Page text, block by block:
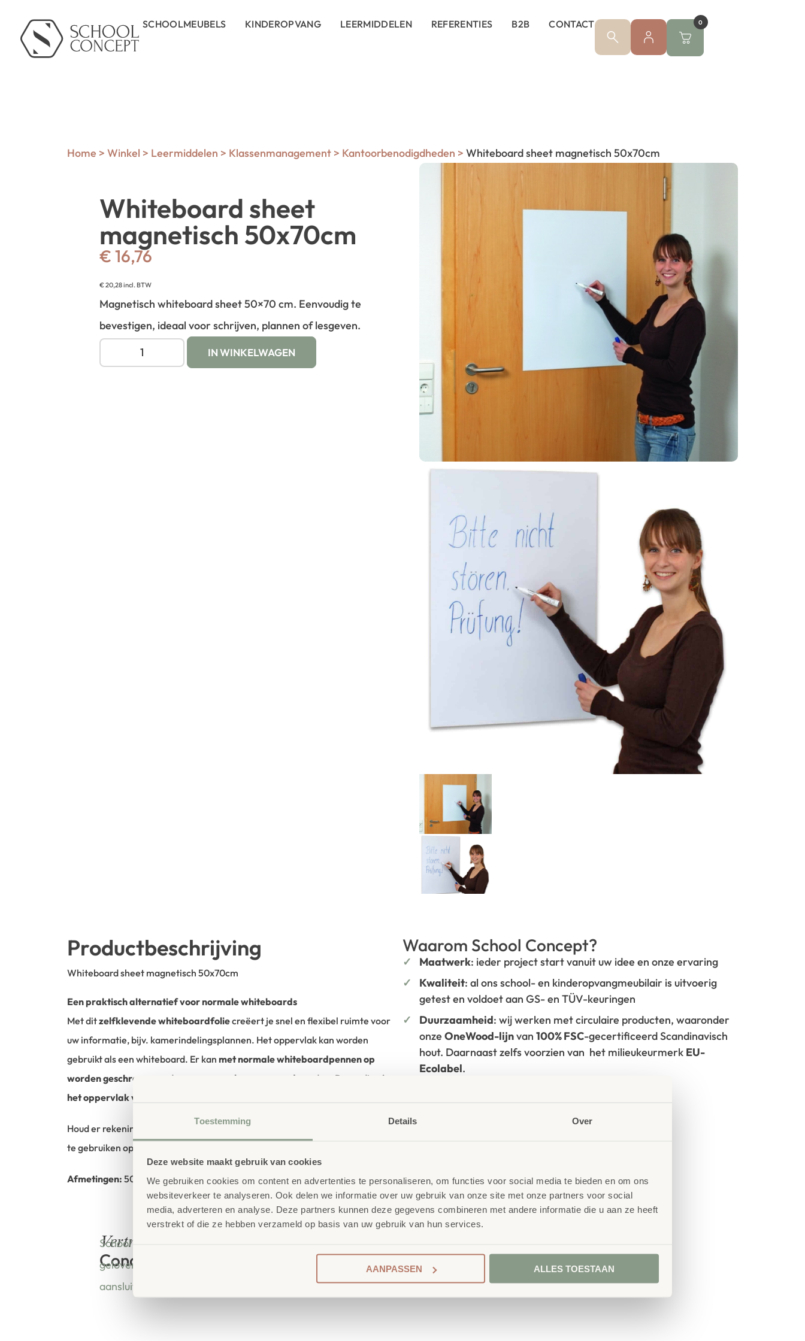
Toestemming Details Over
Deze website maakt gebruik van cookies
We gebruiken cookies om content en advertenties te personaliseren, om functies voor social media te bieden en om ons
websiteverkeer te analyseren. Ook delen we informatie over uw gebruik van onze site met onze partners voor social
media, adverteren en analyse. Deze partners kunnen deze gegevens combineren met andere informatie die u aan ze heeft
verstrekt of die ze hebben verzameld op basis van uw gebruik van hun services.
AANPASSEN ALLES TOESTAAN
SCHOOLMEUBELS KINDEROPVANG LEERMIDDELEN REFERENTIES B2B CONTACT 0
Home > Winkel > Leermiddelen > Klassenmanagement > Kantoorbenodigdheden > Whiteboard sheet magnetisch 50x70cm
Whiteboard sheet
magnetisch 50x70cm
€ 16,76
€20,28incl. BTW
Magnetisch whiteboard sheet 50×70 cm. Eenvoudig te
bevestigen, ideaal voor schrijven, plannen of lesgeven.
IN WINKELWAGEN
Productbeschrijving
Whiteboard sheet magnetisch 50x70cm
Een praktisch alternatief voor normale whiteboards
Met ditzelfklevende whiteboardfoliecreëert je snel en flexibel ruimte voor
uw informatie, bijv. kamerindelingsplannen. Het oppervlak kan worden
gebruikt als een whiteboard. Er kan met normale whiteboardpennen op
worden geschreven
en daarna weer schoon geveegd worden. Bovendien is
het oppervlak van magnetisch folie.
Houd er rekening mee dat de folie lijmresten achterlaat. We raden aan om het
te gebruiken op glazen deuren en ruiten. De folie is niet herbruikbaar.
Afmetingen: 50 x 70 cm (H x B)
Vertrouwd
Concept
School Concept is de specialist in onderwijsmeubilair. Wij
geloven dat een leeromgeving inspireert wanneer deze
aansluit bij de behoeften van kinderen én leerkrachten.
Waarom School Concept?
Maatwerk: ieder project start vanuit uw idee en onze ervaring
Kwaliteit: al ons school- en kinderopvangmeubilair is uitvoerig
getest en voldoet aan GS- en TÜV-keuringen
Duurzaamheid: wij werken met circulaire producten, waaronder
onze OneWood-lijnvan 100% FSC-gecertificeerd Scandinavisch
hout. Daarnaast zelfs voorzien van het milieukeurmerk EU-
Ecolabel.